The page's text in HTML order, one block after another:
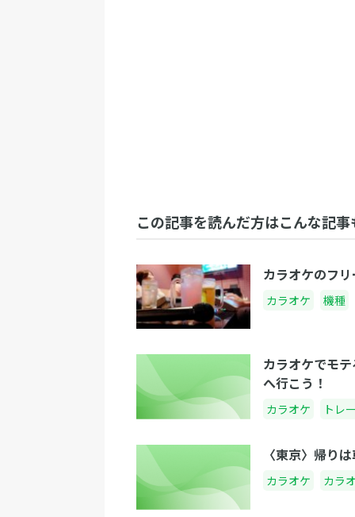
この記事を読んだ方はこんな記
カラオケのフ
カラオケ 機種
カラオケでモ
へ行こう！
カラオケ トレ
〈東京〉帰り
カラオケ カラ